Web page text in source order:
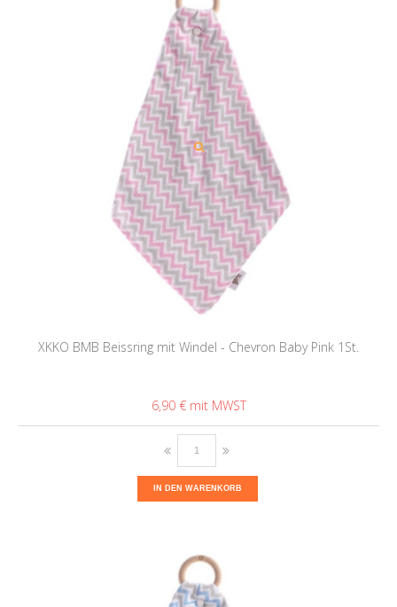
XKKO BMB Beissring mit Windel - Chevron Baby Pink 1St.
6,90 €
IN DEN WARENKORB